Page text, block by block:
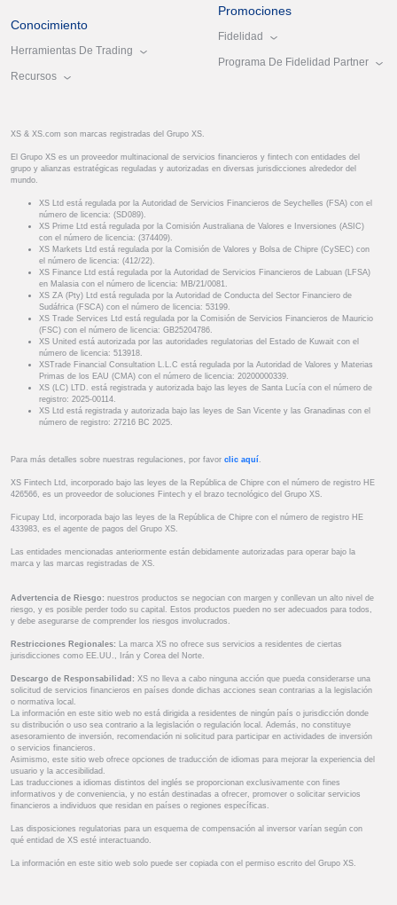
Conocimiento
Herramientas De Trading
Recursos
Promociones
Fidelidad
Programa De Fidelidad Partner
XS & XS.com son marcas registradas del Grupo XS.
El Grupo XS es un proveedor multinacional de servicios financieros y fintech con entidades del
grupo y alianzas estratégicas reguladas y autorizadas en diversas jurisdicciones alrededor del
mundo.
XS Ltd está regulada por la Autoridad de Servicios Financieros de Seychelles (FSA) con el
número de licencia: (SD089).
XS Prime Ltd está regulada por la Comisión Australiana de Valores e Inversiones (ASIC)
con el número de licencia: (374409).
XS Markets Ltd está regulada por la Comisión de Valores y Bolsa de Chipre (CySEC) con
el número de licencia: (412/22).
XS Finance Ltd está regulada por la Autoridad de Servicios Financieros de Labuan (LFSA)
en Malasia con el número de licencia: MB/21/0081.
XS ZA (Pty) Ltd está regulada por la Autoridad de Conducta del Sector Financiero de
Sudáfrica (FSCA) con el número de licencia: 53199.
XS Trade Services Ltd está regulada por la Comisión de Servicios Financieros de Mauricio
(FSC) con el número de licencia: GB25204786.
XS United está autorizada por las autoridades regulatorias del Estado de Kuwait con el
número de licencia: 513918.
XSTrade Financial Consultation L.L.C está regulada por la Autoridad de Valores y Materias
Primas de los EAU (CMA) con el número de licencia: 20200000339.
XS (LC) LTD. está registrada y autorizada bajo las leyes de Santa Lucía con el número de
registro: 2025-00114.
XS Ltd está registrada y autorizada bajo las leyes de San Vicente y las Granadinas con el
número de registro: 27216 BC 2025.
Para más detalles sobre nuestras regulaciones, por favor clic aquí
XS Fintech Ltd, incorporado bajo las leyes de la República de Chipre con el número de registro HE
426566, es un proveedor de soluciones Fintech y el brazo tecnológico del Grupo XS.
Ficupay Ltd, incorporada bajo las leyes de la República de Chipre con el número de registro HE
433983, es el agente de pagos del Grupo XS.
Las entidades mencionadas anteriormente están debidamente autorizadas para operar bajo la
marca y las marcas registradas de XS.
Advertencia de Riesgo: nuestros productos se negocian con margen y conllevan un alto nivel de
riesgo, y es posible perder todo su capital. Estos productos pueden no ser adecuados para todos,
y debe asegurarse de comprender los riesgos involucrados.
Restricciones Regionales: La marca XS no ofrece sus servicios a residentes de ciertas
jurisdicciones como EE.UU., Irán y Corea del Norte.
Descargo de Responsabilidad: XS no lleva a cabo ninguna acción que pueda considerarse una
solicitud de servicios financieros en países donde dichas acciones sean contrarias a la legislación
o normativa local.
La información en este sitio web no está dirigida a residentes de ningún país o jurisdicción donde
su distribución o uso sea contrario a la legislación o regulación local. Además, no constituye
asesoramiento de inversión, recomendación ni solicitud para participar en actividades de inversión
o servicios financieros.
Asimismo, este sitio web ofrece opciones de traducción de idiomas para mejorar la experiencia del
usuario y la accesibilidad.
Las traducciones a idiomas distintos del inglés se proporcionan exclusivamente con fines
informativos y de conveniencia, y no están destinadas a ofrecer, promover o solicitar servicios
financieros a individuos que residan en países o regiones específicas.
Las disposiciones regulatorias para un esquema de compensación al inversor varían según con
qué entidad de XS esté interactuando.
La información en este sitio web solo puede ser copiada con el permiso escrito del Grupo XS.